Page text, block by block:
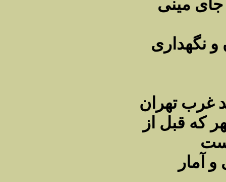
مینی
نگهداری
غرب تهران
که قبل از
آمار